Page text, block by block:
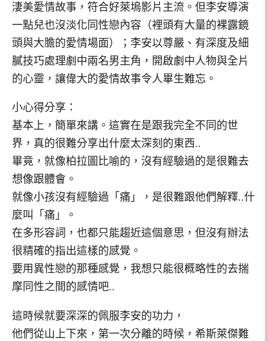
淒美愛情故事，符合好萊塢影片主流。但李安導演
一點兒也沒淡化同性戀內容（裡頭有大量的裸露鏡
頭與大膽的愛情場面）；李安以尊嚴、有深度及細
膩技巧處理劇中兩名男主角，開啟劇中人物與全片
的心靈，讓偉大的愛情故事令人畢生難忘。
小心得分享：
基本上，簡單來講。這實在是跟我完全不同的世
界，真的很難分享出什麼太深刻的東西..
畢竟，就像柏拉圖比喻的，沒有經驗過的是很難去
想像跟體會。
就像小孩沒有經驗過「痛」，是很難跟他們解釋..什
麼叫「痛」。
在多形容詞，也都只能趨近這個意思，但沒有辦法
很精確的指出這樣的感覺。
要用異性戀的那種感覺，我想只能很概略性的去揣
摩同性之間的感情吧..
這時候就要深深的佩服李安的功力，
他們從山上下來，第一次分離的時候，希斯萊傑難